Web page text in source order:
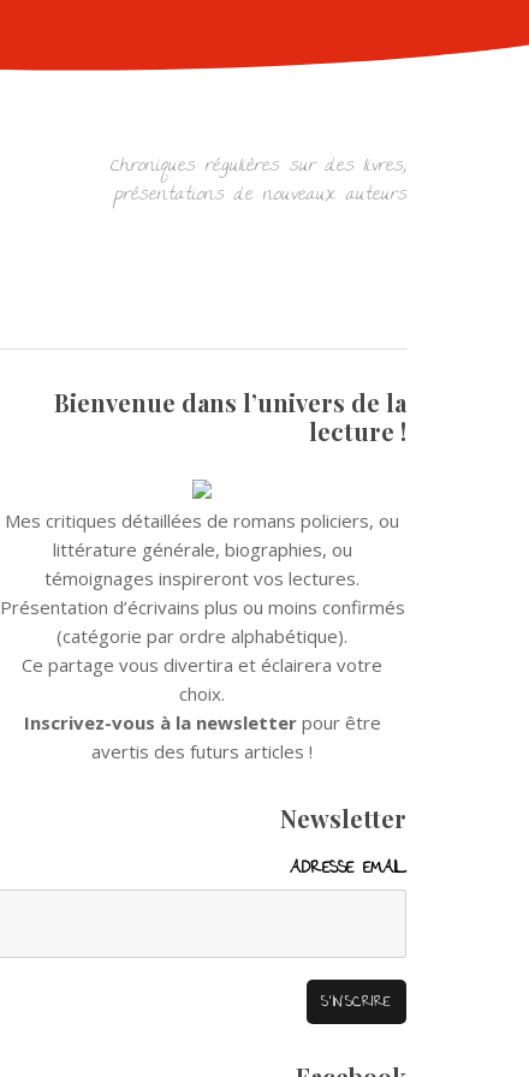
Chroniques régulières sur des livres,
présentations de nouveaux auteurs
Bienvenue dans l’univers de la
lecture !
Mes critiques détaillées de romans policiers, ou
littérature générale, biographies, ou
témoignages inspireront vos lectures.
Présentation d’écrivains plus ou moins confirmés
(catégorie par ordre alphabétique).
Ce partage vous divertira et éclairera votre
choix.
Inscrivez-vous à la newsletterpour être
avertis des futurs articles !
Newsletter
ADRESSE EMAIL